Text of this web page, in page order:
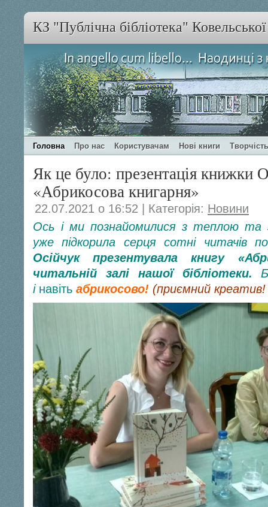
КЗ "Публічна бібліотека"
Головна Про нас Користувачам Нові книги
Як це було: презентація книжки
«Абрикосова книгарня»
22.07.2021 о 16:52 | Категорія: Новини
Ось і ми познайомилися з теплою та
уже підкорила серця сотні читачів
Осійчук презентувала книгу
читальній залі нашої бібліотеки.
інавіть абрикосово! (приємний